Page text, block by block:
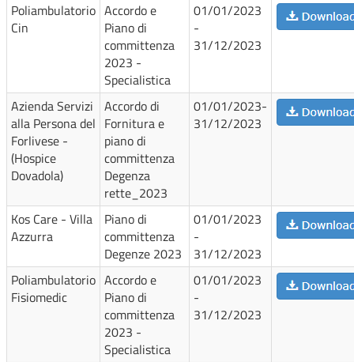
Poliambulatorio
Cin
Accordo e
Piano di
committenza
2023 -
Specialistica
01/01/2023
-
31/12/2023
Azienda Servizi
alla Persona del
Forlivese -
(Hospice
Dovadola)
Accordo di
Fornitura e
piano di
committenza
Degenza
rette_2023
01/01/2023-
31/12/2023
Kos Care - Villa
Azzurra
Piano di
committenza
Degenze 2023
01/01/2023
-
31/12/2023
Poliambulatorio
Fisiomedic
Accordo e
Piano di
committenza
2023 -
Specialistica
01/01/2023
-
31/12/2023